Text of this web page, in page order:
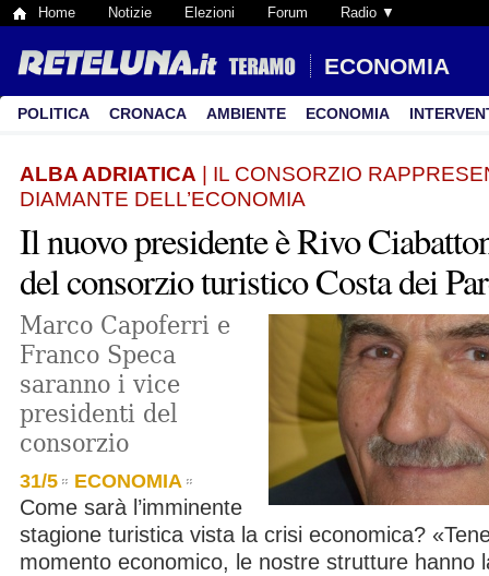
Home Notizie Elezioni Forum Radio ▼
ECONOMIA
POLITICA CRONACA AMBIENTE ECONOMIA
ALBA ADRIATICA | IL CONSORZIO
DIAMANTE DELL’ECONOMIA
Il nuovo presidente è Rivo
del consorzio turistico Costa dei
Marco Capoferri e
Franco Speca
saranno i vice
presidenti del
consorzio
31/5 ECONOMIA
Come sarà l’imminente
stagione turistica vista la crisi economica?
momento economico, le nostre strutture hanno